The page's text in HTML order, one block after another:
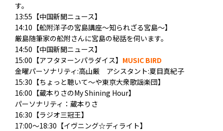
す。
13:55【中国新聞ニュース】
14:10【舩附洋子の宮島講座～知られざる宮島～】
厳島随筆家の舩附さんに宮島の秘話を伺います。
14:50【中国新聞ニュース】
15:00【アフタヌーンパラダイス】 MUSIC BIRD
金曜パーソナリティ:高山厳 アシスタント:夏目真紀子
15:30【ちょっと聴いて～や東京大衆歌謡楽団】
16:00【蔵本りさのMy Shining Hour】
パーソナリティ：蔵本りさ
16:30【ラジオ三冠王】
17:00～18:30【イヴニング☆ディライト】